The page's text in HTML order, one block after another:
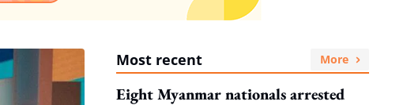
Most recent More
Eight Myanmar nationals arrested